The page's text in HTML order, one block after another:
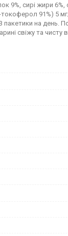
9%, сирі жири
токоферол 91%) 5
на день.
свіжу та чисту